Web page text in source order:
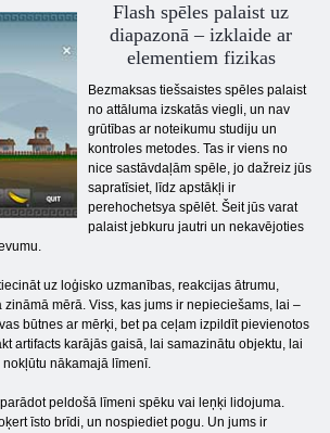
Flash spēles palaist uz
diapazonā – izklaide ar
elementiem fizikas
Bezmaksas tiešsaistes spēles palaist
no attāluma izskatās viegli, un nav
grūtības ar noteikumu studiju un
kontroles metodes. Tas ir viens no
nice sastāvdaļām spēle, jo dažreiz jūs
sapratīsiet, līdz apstākļi ir
perehochetsya spēlēt. Šeit jūs varat
palaist jebkuru jautri un nekavējoties
uz loģisko uzmanības, reakcijas ātrumu,
mērā. Viss, kas jums ir nepieciešams, lai –
būtnes ar mērķi, bet pa ceļam izpildīt pievienotos
artifacts karājās gaisā, lai samazinātu objektu, lai
nākamajā līmenī.
peldošā līmeni spēku vai leņķi lidojuma.
īsto brīdi, un nospiediet pogu. Un jums ir